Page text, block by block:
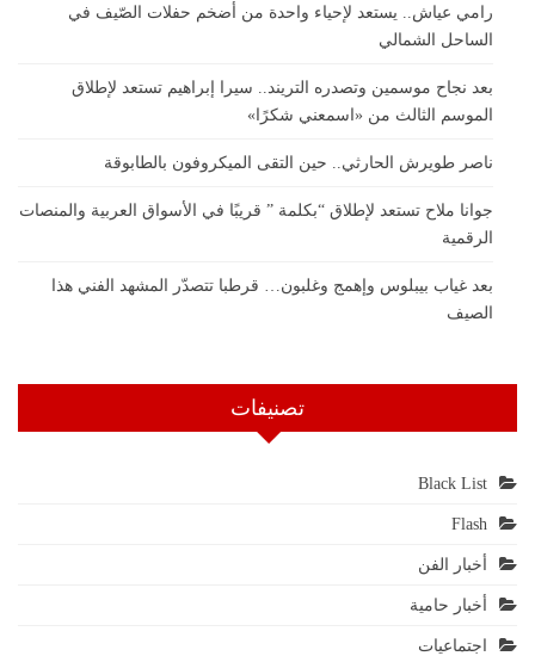
رامي عياش.. يستعد لإحياء واحدة من أضخم حفلات الصّيف في
الساحل الشمالي
بعد نجاح موسمين وتصدره التريند.. سيرا إبراهيم تستعد لإطلاق
الموسم الثالث من «اسمعني شكرًا»
ناصر طويرش الحارثي.. حين التقى الميكروفون بالطابوقة
جوانا ملاح تستعد لإطلاق “بكلمة ” قريبًا في الأسواق العربية والمنصات
الرقمية
بعد غياب بيبلوس وإهمج وغلبون… قرطبا تتصدّر المشهد الفني هذا
الصيف
تصنيفات
Black List
Flash
أخبار الفن
أخبار حامية
اجتماعيات